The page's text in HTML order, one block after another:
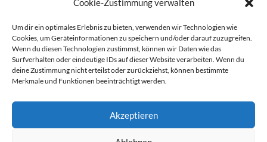
Cookie-Zustimmung verwalten
Um dir ein optimales Erlebnis zu bieten, verwenden wir Technologien wie
Cookies, um Geräteinformationen zu speichern und/oder darauf zuzugreifen.
Wenn du diesen Technologien zustimmst, können wir Daten wie das
Surfverhalten oder eindeutige IDs auf dieser Website verarbeiten. Wenn du
deine Zustimmung nicht erteilst oder zurückziehst, können bestimmte
Merkmale und Funktionen beeinträchtigt werden.
Akzeptieren
STARTSEITE
ÜBER
Sie können die Erfassung Ihrer Daten durch Google Analytics